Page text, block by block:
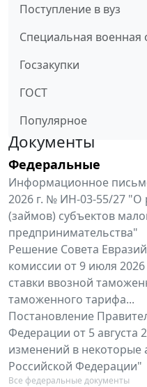
Поступление в вуз
Специальная военная
Госзакупки
ГОСТ
Популярное
Документы
Федеральные
Информационное
2026 г. № ИН-03-55/27 "О
(займов) субъектов
предпринимательства"
Решение Совета
комиссии от 9 июля
ставки ввозной
таможенного тарифа...
Постановление
Федерации от 5 августа
изменений в некоторые
Российской Федерации"
Все федеральные документы